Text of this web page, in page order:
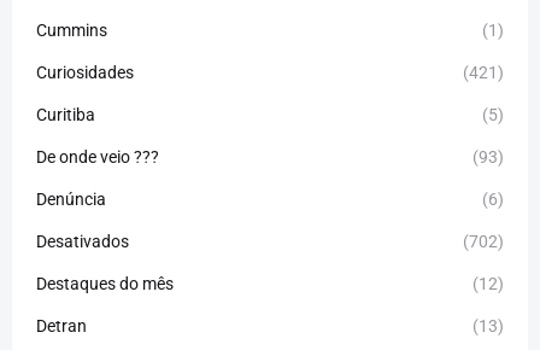
Cummins (1)
Curiosidades (421)
Curitiba (5)
De onde veio ??? (93)
Denúncia (6)
Desativados (702)
Destaques do mês (12)
Detran (13)